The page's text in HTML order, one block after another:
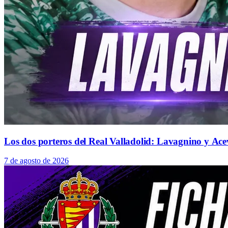
Los dos porteros del Real Valladolid: Lavagnino y
7 de agosto de 2026